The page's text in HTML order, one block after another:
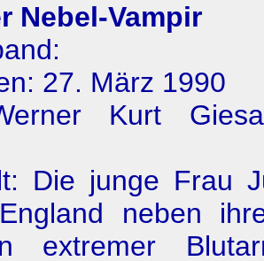
Nebel-Vampir
27. März 1990
Kurt
Die junge Frau
neben
extremer